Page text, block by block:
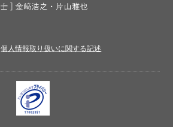
個人情報取り扱いに関する記述